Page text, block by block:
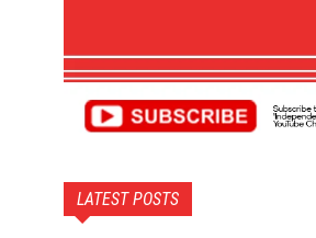
LATEST POSTS